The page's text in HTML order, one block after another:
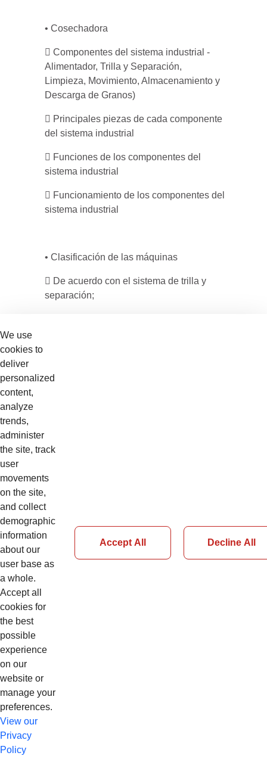
• Cosechadora
 Componentes del sistema industrial -
Alimentador, Trilla y Separación,
Limpieza, Movimiento, Almacenamiento y
Descarga de Granos)
 Principales piezas de cada componente
del sistema industrial
 Funciones de los componentes del
sistema industrial
 Funcionamiento de los componentes del
sistema industrial
• Clasificación de las máquinas
 De acuerdo con el sistema de trilla y
separación;
Requirements
Target
Informar al participante sobre cómo ocurre
la trilla y separación del cereal en el
sistema del sistema industrial, identificar
cuáles son los principales mecanismos
que componen el sistema industrial de
una cosechadora, sus finalidades y las
© Copyright 2026 CNH Industrial N.V. app98cnhl
We use
cookies to
deliver
personalized
content,
analyze
trends,
administer
the site, track
user
movements
on the site,
and collect
demographic
information
about our
user base as
a whole.
Accept all
cookies for
the best
possible
experience
on our
website or
manage your
preferences.
View our
Privacy
Policy
Accept All Decline All